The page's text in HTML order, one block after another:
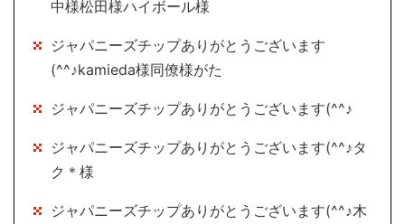
中様松田様ハイボール様
ジャパニーズチップありがとうございます
(^^♪kamieda様同僚様がた
ジャパニーズチップありがとうございます(^^♪
ジャパニーズチップありがとうございます(^^♪タ
ク＊様
ジャパニーズチップありがとうございます(^^♪木